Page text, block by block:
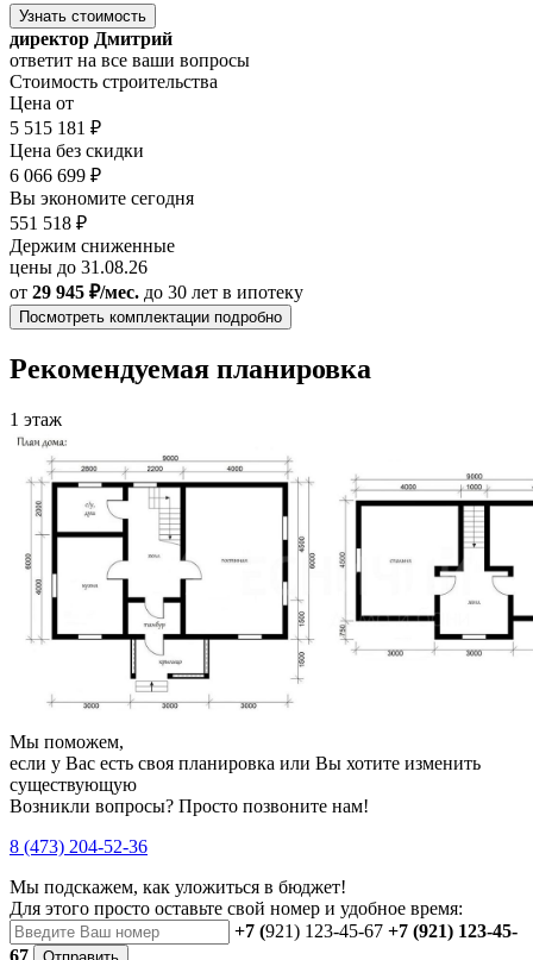
Узнать стоимость
директор Дмитрий
ответит на все ваши вопросы
Стоимость строительства
Цена от
5 515 181 ₽
Цена без скидки
6 066 699 ₽
Вы экономите сегодня
551 518 ₽
Держим сниженные
цены до 31.08.26
от 29 945 ₽/мес. до 30 лет в ипотеку
Посмотреть комплектации подробно
Рекомендуемая планировка
1 этаж
Мы поможем,
если у Вас есть своя планировка или Вы хотите изменить
существующую
Возникли вопросы? Просто позвоните нам!
8 (473) 204-52-36
Мы подскажем, как уложиться в бюджет!
Для этого просто оставьте свой номер и удобное время:
+7 (921) 123-45-67 +7 (921) 123-45-
67